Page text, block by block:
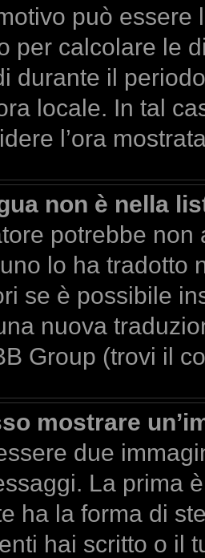
può essere
per calcolare le
durante il
locale. In tal
l’ora
non è nella
potrebbe
lo ha tradotto
se è possibile
nuova
Group (trovi il
mostrare
due
La prima
ha la forma di
hai scritto o il